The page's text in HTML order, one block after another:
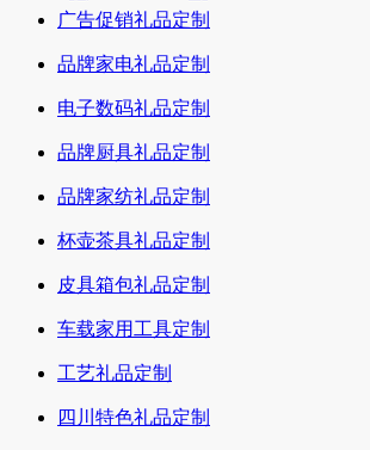
广告促销礼品定制
品牌家电礼品定制
电子数码礼品定制
品牌厨具礼品定制
品牌家纺礼品定制
杯壶茶具礼品定制
皮具箱包礼品定制
车载家用工具定制
工艺礼品定制
四川特色礼品定制